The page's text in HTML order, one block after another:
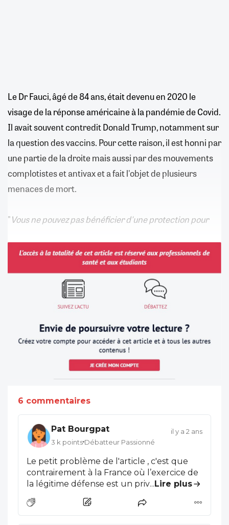
Le Dr Fauci, âgé de 84 ans, était devenu en 2020 le
visage de la réponse américaine à la pandémie de Covid.
Il avait souvent contredit Donald Trump, notamment sur
la question des vaccins. Pour cette raison, il est honni par
une partie de la droite mais aussi par des mouvements
complotistes et antivax et a fait l'objet de plusieurs
menaces de mort.
"Vous ne pouvez pas bénéficier d'une protection pour
6 commentaires
Pat Bourgpat
3 k points Débatteur Passionné
il y a 2 ans
Le petit problème de l'article , c'est que
contrairement à la France où l’exercice de
la légitime défense est un privilège de
citoyens aux Etats unis. Donc en quoi c'est
à l’état de l'assurer sur les deniers
...Lire plus